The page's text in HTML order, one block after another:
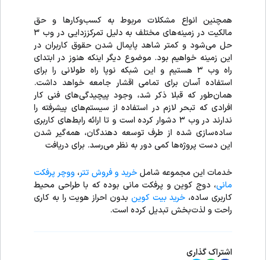
همچنین انواع مشکلات مربوط به کسب‌وکارها و حق
مالکیت در زمینه‌های مختلف به دلیل تمرکززدایی در وب ۳
حل می‌شود و کمتر شاهد پایمال شدن حقوق کاربران در
این زمینه خواهیم بود. موضوع دیگر اینکه هنوز در ابتدای
راه وب ۳ هستیم و این شبکه نوپا راه طولانی را برای
استفاده آسان برای تمامی اقشار جامعه خواهد داشت.
همان‌طور که قبلا ذکر شد، وجود پیچیدگی‌های فنی کار
افرادی که تبحر لازم در استفاده از سیستم‌های پیشرفته را
ندارند در وب ۳ دشوار کرده است و تا ارائه رابط‌های کاربری
ساده‌سازی شده از طرف توسعه دهندگان، همه‌گیر شدن
این دست پروژه‌ها کمی دور به نظر می‌رسد. برای دریافت
خدمات این مجموعه شاملخرید و فروش تتر، ووچر پرفکت
مانی، دوج کوین و پرفکت مانی بوده که با طراحی محیط
کاربری ساده، خرید بیت کوین بدون احراز هویت را به کاری
راحت و لذت‌بخش تبدیل کرده است.
اشتراک گذاری